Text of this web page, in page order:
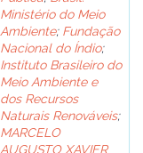
Ministério do Meio
Ambiente; Fundação
Nacional do Índio;
Instituto Brasileiro do
Meio Ambiente e
dos Recursos
Naturais Renováveis;
MARCELO
AUGUSTO XAVIER